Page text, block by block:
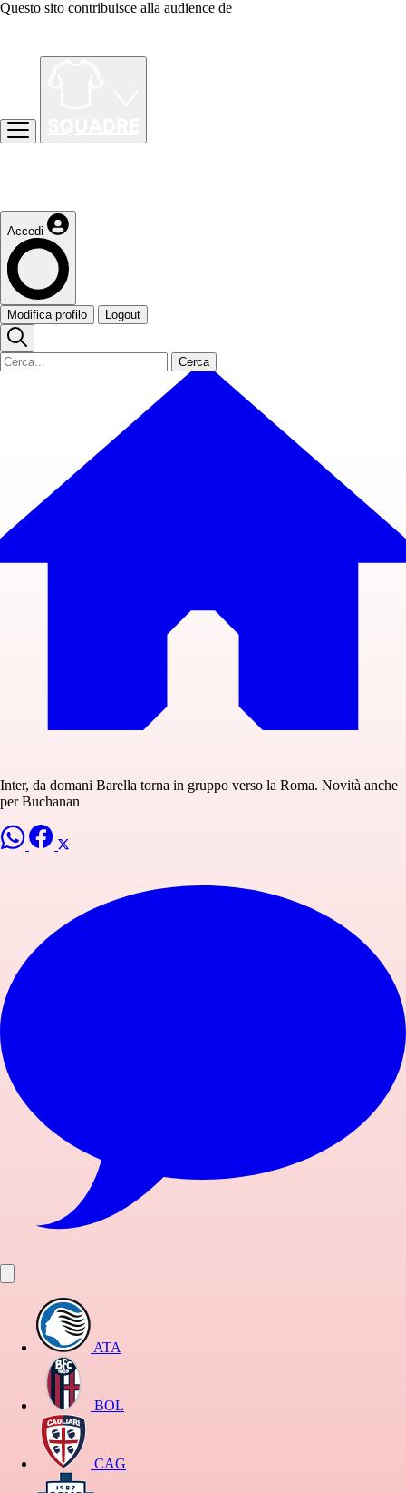
Questo sito contribuisce alla audience de
Accedi
Modifica profilo Logout
Cerca
Inter, da domani Barella torna in gruppo verso la Roma. Novità anche
per Buchanan
ATA
BOL
CAG